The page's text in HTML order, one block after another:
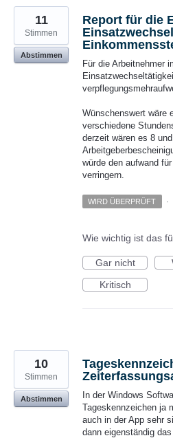
Report für die
Für die Arbeitnehmer
Wünschenswert wäre
verschiedene
derzeit wären es 8
würde den aufwand
verringern.
11
Stimmen
Abstimmen
WIRD ÜBERPRÜFT ·
Wie wichtig ist das
Gar nicht
Kritisch
In der Windows
Tageskennzeichen ja
auch in der App sehr
dann eigenständig
10
Stimmen
Abstimmen